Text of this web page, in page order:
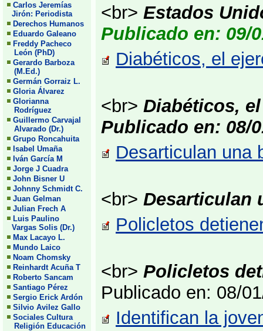
Carlos Jeremías
Jirón: Periodista
Derechos Humanos
Eduardo Galeano
Freddy Pacheco
León (PhD)
Gerardo Barboza
(M.Ed.)
Germán Gorraiz L.
Gloria Álvarez
Glorianna
Rodríguez
Guillermo Carvajal
Alvarado (Dr.)
Grupo Roncahuita
Isabel Umaña
Iván García M
Jorge J Cuadra
John Bisner U
Johnny Schmidt C.
Juan Gelman
Julian Frech A
Luis Paulino
Vargas Solis (Dr.)
Max Lacayo L.
Mundo Laico
Noam Chomsky
Reinhardt Acuña T
Roberto Sancam
Santiago Pérez
Sergio Erick Ardón
Silvio Avilez Gallo
Sociales Cultura
Religión Educación
<br> Estados
Publicado en: 09/
Diabéticos, el
<br> Diabéticos,
Publicado en: 08/
Desarticulan una
<br> Desarticulan
Policletos
<br> Policletos
Publicado en: 08/
Identifican la